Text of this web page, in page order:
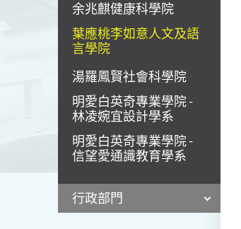
余兆麒健康科學院
葉應桃李如意人文及語
言學院
湯羅鳳賢社會科學院
明愛白英奇專業學院 -
林凌婉宜設計學系
明愛白英奇專業學院 -
信望愛通識教育學系
行政部門